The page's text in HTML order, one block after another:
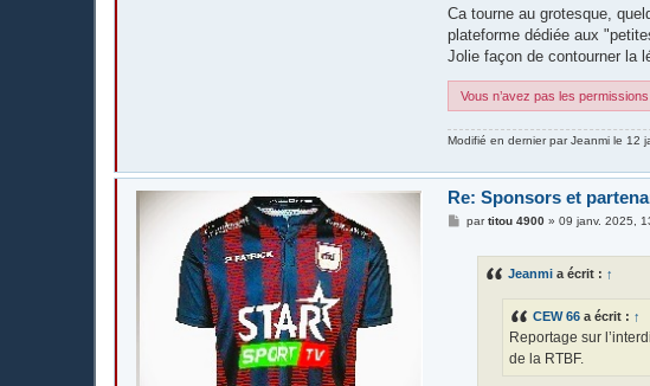
Ca tourne au grotesque,
plateforme dédiée aux
Jolie façon de contourner la
Vous n’avez pas les
Modifié en dernier parJeanmi le 12
Re: Sponsors et
Mpartitou 4900 »09 janv. 2025,
Jeanmi a écrit : ↑
CEW 66 a écrit : ↑
Reportage sur
de la RTBF.